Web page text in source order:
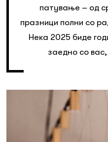
патување – од
празници полни со
Нека 2025 биде
заедно со вас,